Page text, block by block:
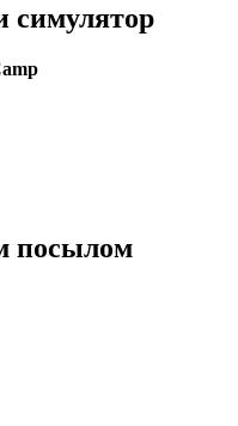
симулятор
посылом